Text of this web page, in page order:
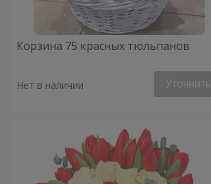
Корзина 75 красных тюльпанов
Нет в наличии Уточнить